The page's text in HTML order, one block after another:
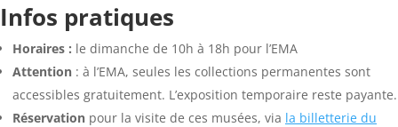
Infos pratiques
Horaires : le dimanche de 10h à 18h pour l’EMA
Attention : à l’EMA, seules les collections permanentes sont
accessibles gratuitement. L’exposition temporaire reste payante.
Réservation pour la visite de ces musées, via la billetterie du